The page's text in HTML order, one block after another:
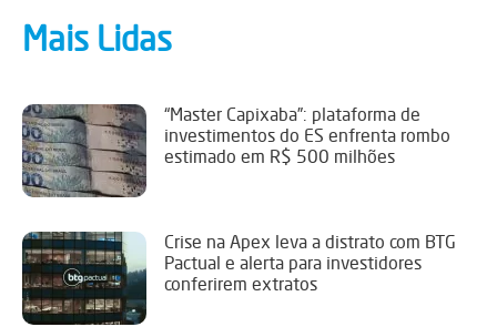
Mais Lidas
“Master Capixaba”: plataforma de
investimentos do ES enfrenta rombo
estimado em R$ 500 milhões
Crise na Apex leva a distrato com BTG
Pactual e alerta para investidores
conferirem extratos